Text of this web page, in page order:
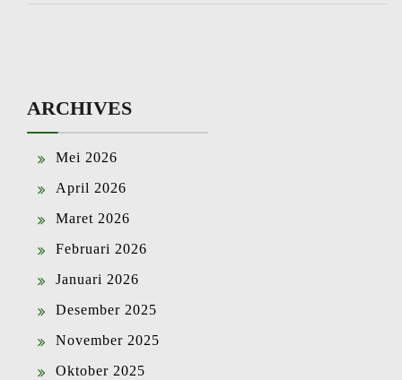
ARCHIVES
Mei 2026
April 2026
Maret 2026
Februari 2026
Januari 2026
Desember 2025
November 2025
Oktober 2025